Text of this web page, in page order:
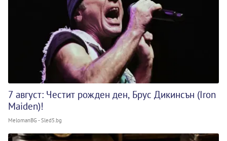
7 август: Честит рожден ден, Брус Дикинсън (Iron
Maiden)!
MelomanBG - Sled5.bg